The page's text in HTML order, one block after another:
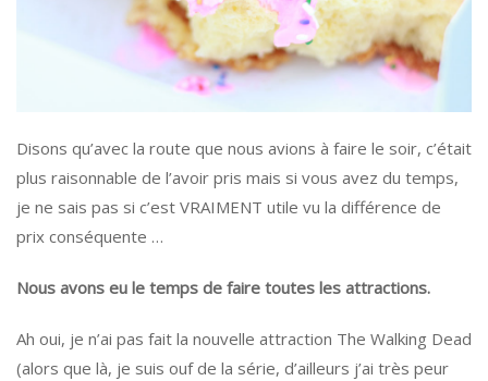
Disons qu’avec la route que nous avions à faire le soir, c’était
plus raisonnable de l’avoir pris mais si vous avez du temps,
je ne sais pas si c’est VRAIMENT utile vu la différence de
prix conséquente …
Nous avons eu le temps de faire toutes les attractions.
Ah oui, je n’ai pas fait la nouvelle attraction The Walking Dead
(alors que là, je suis ouf de la série, d’ailleurs j’ai très peur